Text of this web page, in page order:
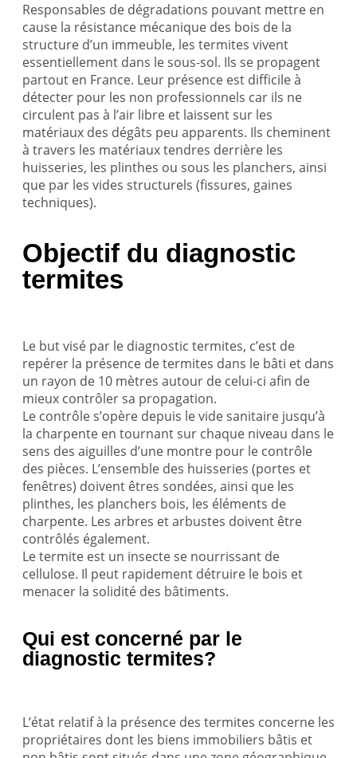
Responsables de dégradations pouvant mettre en
cause la résistance mécanique des bois de la
structure d’un immeuble, les termites vivent
essentiellement dans le sous-sol. Ils se propagent
partout en France. Leur présence est difficile à
détecter pour les non professionnels car ils ne
circulent pas à l’air libre et laissent sur les
matériaux des dégâts peu apparents. Ils cheminent
à travers les matériaux tendres derrière les
huisseries, les plinthes ou sous les planchers, ainsi
que par les vides structurels (fissures, gaines
techniques).
Objectif du diagnostic
termites
Le but visé par le diagnostic termites, c’est de
repérer la présence de termites dans le bâti et dans
un rayon de 10 mètres autour de celui-ci afin de
mieux contrôler sa propagation.
Le contrôle s’opère depuis le vide sanitaire jusqu’à
la charpente en tournant sur chaque niveau dans le
sens des aiguilles d’une montre pour le contrôle
des pièces. L’ensemble des huisseries (portes et
fenêtres) doivent êtres sondées, ainsi que les
plinthes, les planchers bois, les éléments de
charpente. Les arbres et arbustes doivent être
contrôlés également.
Le termite est un insecte se nourrissant de
cellulose. Il peut rapidement détruire le bois et
menacer la solidité des bâtiments.
Qui est concerné par le
diagnostic termites?
L’état relatif à la présence des termites concerne les
propriétaires dont les biens immobiliers bâtis et